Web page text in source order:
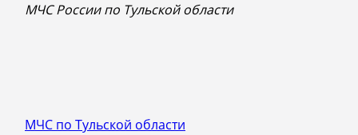
МЧС России по Тульской области
МЧС по Тульской области